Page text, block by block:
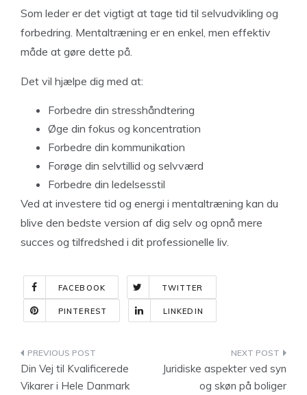
Som leder er det vigtigt at tage tid til selvudvikling og
forbedring. Mentaltræning er en enkel, men effektiv
måde at gøre dette på.
Det vil hjælpe dig med at:
Forbedre din stresshåndtering
Øge din fokus og koncentration
Forbedre din kommunikation
Forøge din selvtillid og selvværd
Forbedre din ledelsesstil
Ved at investere tid og energi i mentaltræning kan du
blive den bedste version af dig selv og opnå mere
succes og tilfredshed i dit professionelle liv.
FACEBOOK TWITTER
PINTEREST LINKEDIN
Indlægsnavigation
Din Vej til Kvalificerede
Vikarer i Hele Danmark
Juridiske aspekter ved syn
og skøn på boliger